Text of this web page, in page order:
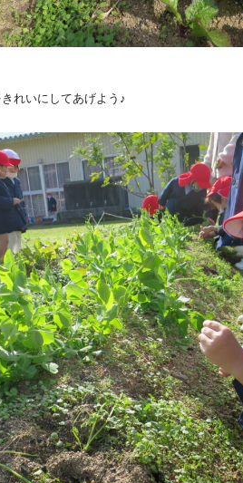
れいにしてあげよう♪